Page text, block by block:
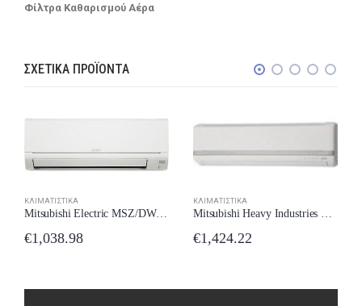
Φίλτρα Καθαρισμού Αέρα
ΣΧΕΤΙΚΆ ΠΡΟΪΌΝΤΑ
ΚΛΙΜΑΤΙΣΤΙΚΆ
Mitsubishi Electric MSZ/DW35VF Κλιματιστικό Inverter 12000 BTU A++/A+++ New Model 2024
€1,038.98
ΚΛΙΜΑΤΙΣΤΙΚΆ
€1,424.22